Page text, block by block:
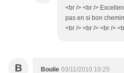
<br /> <br />
pas en si bon
<br /> <br /> <br />
B Boulie 03/11/2010 10:25